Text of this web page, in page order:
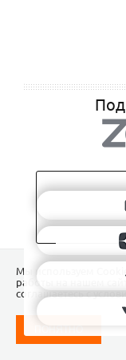
Мы используем
работы на нашем
соглашаетесь с
ПОНЯТНО